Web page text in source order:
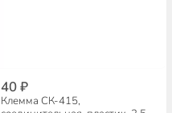
40 ₽
Клемма СК-415,